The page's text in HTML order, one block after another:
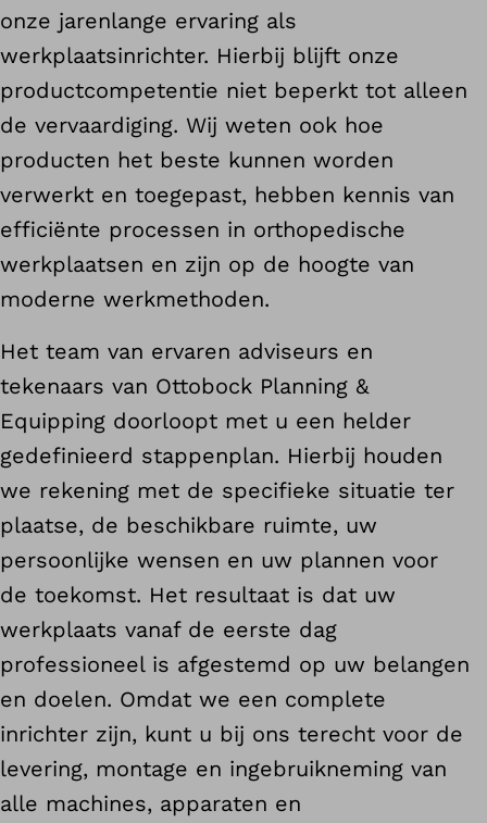
onze jarenlange ervaring als
werkplaatsinrichter. Hierbij blijft onze
productcompetentie niet beperkt tot alleen
de vervaardiging. Wij weten ook hoe
producten het beste kunnen worden
verwerkt en toegepast, hebben kennis van
efficiënte processen in orthopedische
werkplaatsen en zijn op de hoogte van
moderne werkmethoden.
Het team van ervaren adviseurs en
tekenaars van Ottobock Planning &
Equipping doorloopt met u een helder
gedefinieerd stappenplan. Hierbij houden
we rekening met de specifieke situatie ter
plaatse, de beschikbare ruimte, uw
persoonlijke wensen en uw plannen voor
de toekomst. Het resultaat is dat uw
werkplaats vanaf de eerste dag
professioneel is afgestemd op uw belangen
en doelen. Omdat we een complete
inrichter zijn, kunt u bij ons terecht voor de
levering, montage en ingebruikneming van
alle machines, apparaten en